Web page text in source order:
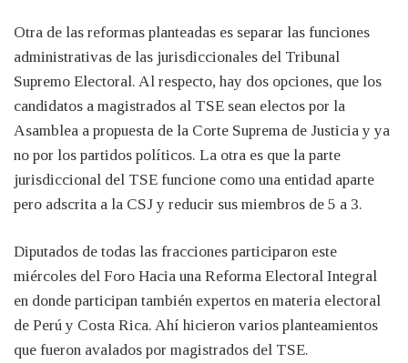
Otra de las reformas planteadas es separar las funciones
administrativas de las jurisdiccionales del Tribunal
Supremo Electoral. Al respecto, hay dos opciones, que los
candidatos a magistrados al TSE sean electos por la
Asamblea a propuesta de la Corte Suprema de Justicia y ya
no por los partidos políticos. La otra es que la parte
jurisdiccional del TSE funcione como una entidad aparte
pero adscrita a la CSJ y reducir sus miembros de 5 a 3.
Diputados de todas las fracciones participaron este
miércoles del Foro Hacia una Reforma Electoral Integral
en donde participan también expertos en materia electoral
de Perú y Costa Rica. Ahí hicieron varios planteamientos
que fueron avalados por magistrados del TSE.